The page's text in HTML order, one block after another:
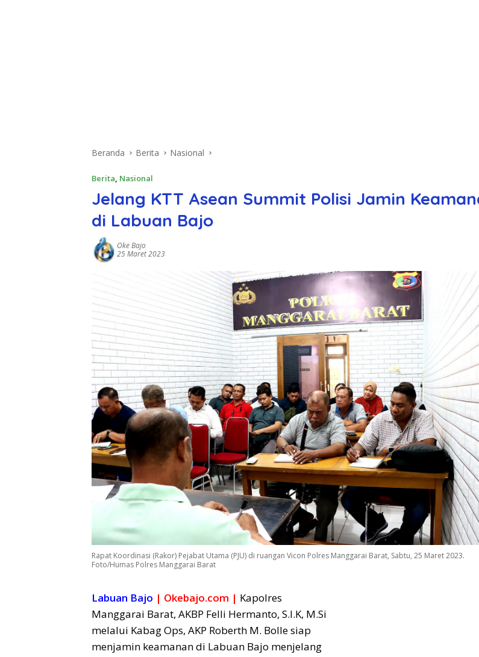
Beranda Berita Nasional
Berita, Nasional
Jelang KTT Asean Summit Polisi Jamin
di Labuan Bajo
Oke Bajo
25 Maret 2023
Rapat Koordinasi (Rakor) Pejabat Utama (PJU) di ruangan Vicon Polres Manggarai Barat, Sabtu, 25 Maret 2023.
Foto/Humas Polres Manggarai Barat
Labuan Bajo | Okebajo.com | Kapolres
Manggarai Barat, AKBP Felli Hermanto, S.I.K, M.Si
melalui Kabag Ops, AKP Roberth M. Bolle siap
menjamin keamanan di Labuan Bajo menjelang